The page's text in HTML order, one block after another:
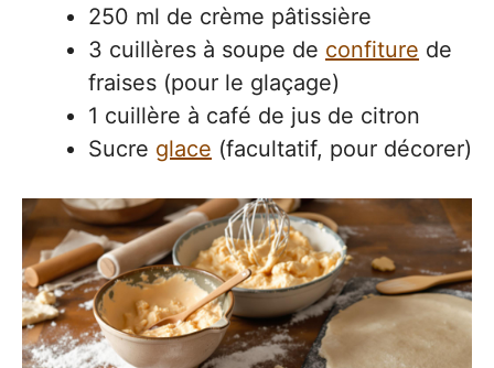
250 ml de crème pâtissière
3 cuillères à soupe de confiture de
fraises (pour le glaçage)
1 cuillère à café de jus de citron
Sucre glace (facultatif, pour décorer)